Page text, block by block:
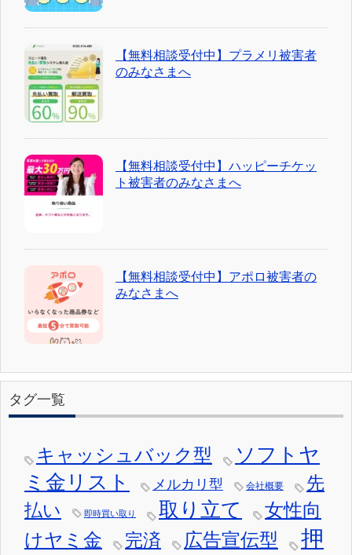
【無料相談受付中】プラメリ被害者
のみなさまへ
【無料相談受付中】ハッピーチケッ
ト被害者のみなさまへ
【無料相談受付中】アポロ被害者の
みなさまへ
タグ一覧
キャッシュバック型
ソフトヤ
ミ金リスト
メルカリ型 会社概要
先
払い
即時買い取り 取り立て
女性向
けヤミ金
完済 広告宣伝型 押